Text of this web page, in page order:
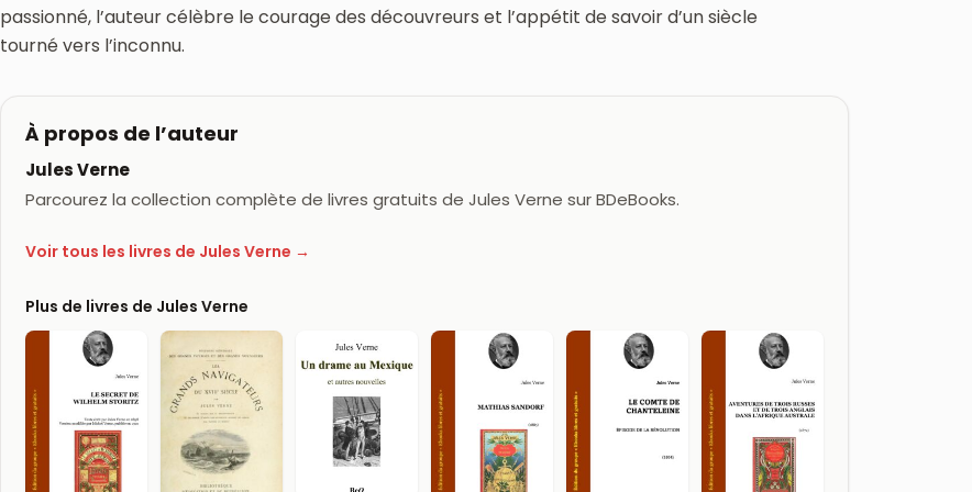
passionné, l’auteur célèbre le courage des découvreurs et l’appétit de savoir d’un siècle
tourné vers l’inconnu.
À propos de l’auteur
Jules Verne
Parcourez la collection complète de livres gratuits de Jules Verne sur BDeBooks.
Voir tous les livres de Jules Verne →
Plus de livres de Jules Verne